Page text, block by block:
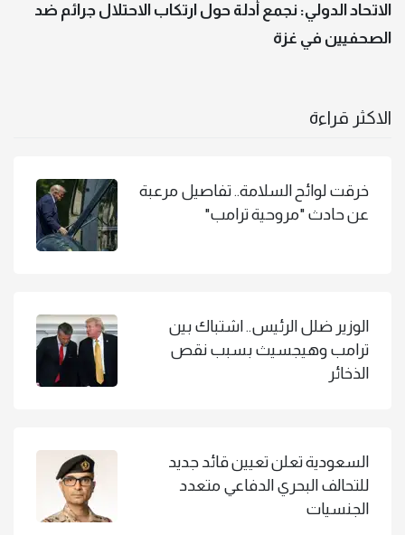
الاتحاد الدولي: نجمع أدلة حول ارتكاب الاحتلال جرائم ضد
الصحفيين في غزة
الاكثر قراءة
خرقت لوائح السلامة.. تفاصيل مرعبة
عن حادث "مروحية ترامب"
الوزير ضلل الرئيس.. اشتباك بين
ترامب وهيجسيث بسبب نقص
الذخائر
السعودية تعلن تعيين قائد جديد
للتحالف البحري الدفاعي متعدد
الجنسيات